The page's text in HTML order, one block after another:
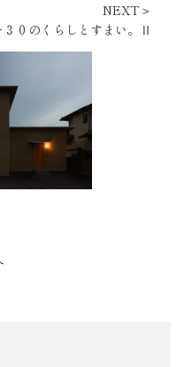
NEXT＞
０のくらしとすまい。Ⅱ